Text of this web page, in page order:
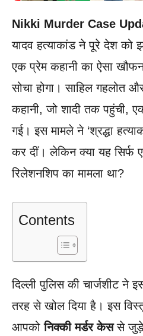
Nikki Murder Case
यादव हत्याकांड ने पूरे देश को
एक प्रेम कहानी का ऐसा
सोचा होगा। साहिल गहलोत
कहानी, जो शादी तक पहुंची,
गई। इस मामले ने ‘श्रद्धा
कर दीं। लेकिन क्या यह सिर्फ
रिलेशनशिप का मामला था?
Contents
दिल्ली पुलिस की चार्जशीट ने
तरह से खोल दिया है। इस
आपकोनिक्की मर्डर केससे जुड़े